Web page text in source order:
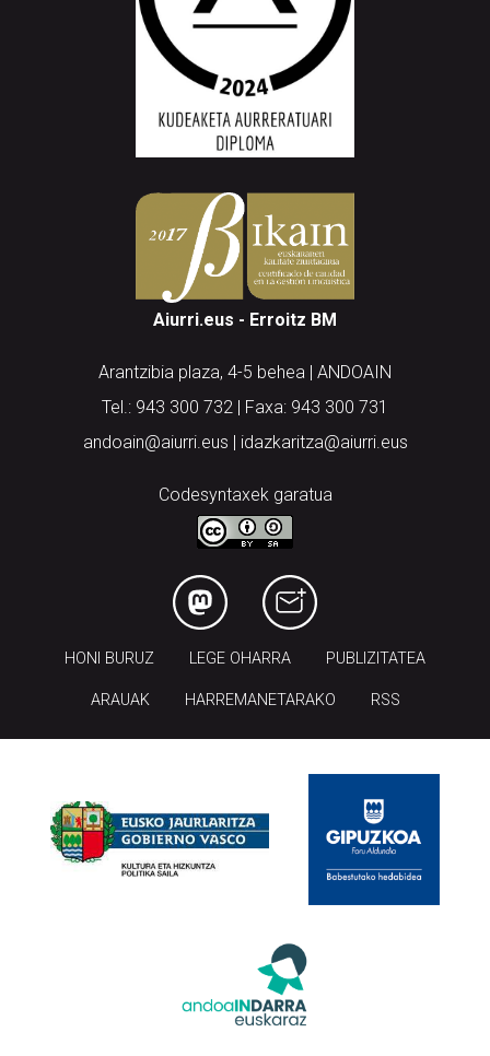
Aiurri.eus - Erroitz BM
Arantzibia plaza, 4-5 behea | ANDOAIN
Tel.: 943 300 732 | Faxa: 943 300 731
andoain@aiurri.eus | idazkaritza@aiurri.eus
Codesyntaxek garatua
HONI BURUZ LEGE OHARRA PUBLIZITATEA
ARAUAK HARREMANETARAKO RSS